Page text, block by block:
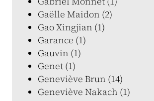
Gaëlle Maidon (2)
Gao Xingjian (1)
Garance (1)
Gauvin (1)
Genet (1)
Geneviève Brun (14)
Geneviève Nakach (1)